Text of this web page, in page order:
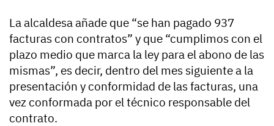
La alcaldesa añade que “se han pagado 937
facturas con contratos” y que “cumplimos con el
plazo medio que marca la ley para el abono de las
mismas”, es decir, dentro del mes siguiente a la
presentación y conformidad de las facturas, una
vez conformada por el técnico responsable del
contrato.